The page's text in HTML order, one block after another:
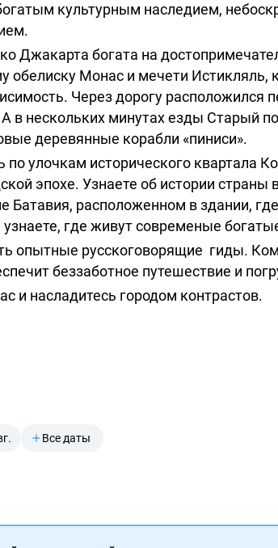
культурным наследием,
Джакарта богата на
обелиску Монас и мечети
Через дорогу расположился
нескольких минутах езды Старый
деревянные корабли «пиниси».
по улочкам исторического квартала
эпохе. Узнаете об истории страны
Батавия, расположенном в здании,
узнаете, где живут современые
опытные русскоговорящие гиды.
беззаботное путешествие и
и насладитесь городом контрастов.
Все даты